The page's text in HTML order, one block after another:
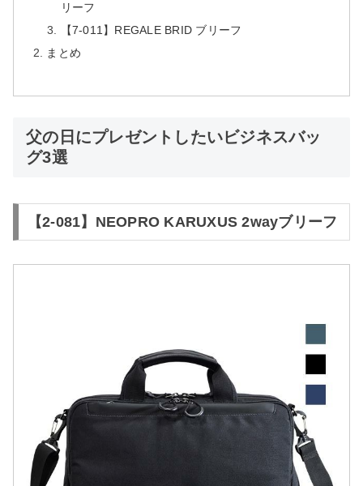
リーフ
【7-011】REGALE BRID ブリーフ
まとめ
父の日にプレゼントしたいビジネスバッ
グ3選
【2-081】NEOPRO KARUXUS 2wayブリーフ